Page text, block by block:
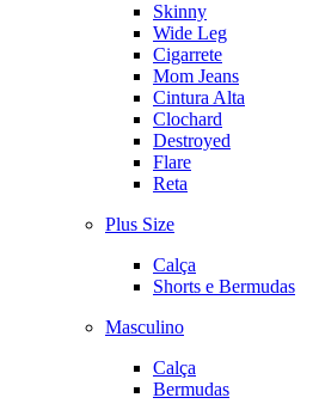
Skinny
Wide Leg
Cigarrete
Mom Jeans
Cintura Alta
Clochard
Destroyed
Flare
Reta
Plus Size
Calça
Shorts e Bermudas
Masculino
Calça
Bermudas